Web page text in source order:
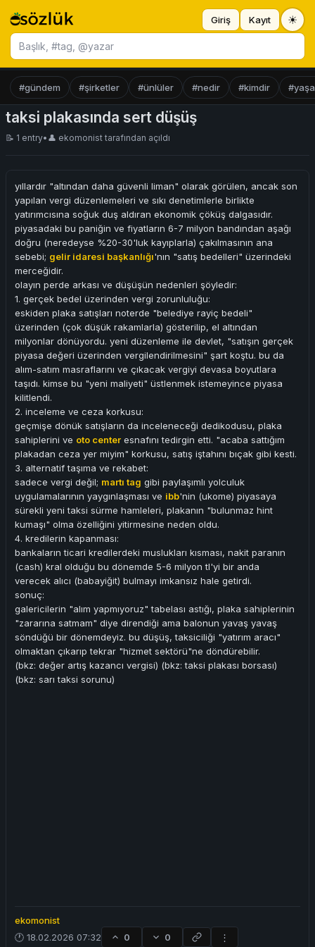
Başlık ara
Giriş Kayıt ☀
#gündem #şirketler #ünlüler #nedir #kimdir
taksi plakasında sert düşüş
📝 1 entry• 👤 ekomonist tarafından açıldı
yıllardır "altından daha güvenli liman" olarak görülen, ancak son
yapılan vergi düzenlemeleri ve sıkı denetimlerle birlikte
yatırımcısına soğuk duş aldıran ekonomik çöküş dalgasıdır.
piyasadaki bu paniğin ve fiyatların 6-7 milyon bandından aşağı
doğru (neredeyse %20-30'luk kayıplarla) çakılmasının ana
sebebi; gelir idaresi başkanlığı'nın "satış bedelleri" üzerindeki
merceğidir.
olayın perde arkası ve düşüşün nedenleri şöyledir:
1. gerçek bedel üzerinden vergi zorunluluğu:
eskiden plaka satışları noterde "belediye rayiç bedeli"
üzerinden (çok düşük rakamlarla) gösterilip, el altından
milyonlar dönüyordu. yeni düzenleme ile devlet, "satışın gerçek
piyasa değeri üzerinden vergilendirilmesini" şart koştu. bu da
alım-satım masraflarını ve çıkacak vergiyi devasa boyutlara
taşıdı. kimse bu "yeni maliyeti" üstlenmek istemeyince piyasa
kilitlendi.
2. inceleme ve ceza korkusu:
geçmişe dönük satışların da inceleneceği dedikodusu, plaka
sahiplerini ve oto center esnafını tedirgin etti. "acaba sattığım
plakadan ceza yer miyim" korkusu, satış iştahını bıçak gibi kesti.
3. alternatif taşıma ve rekabet:
sadece vergi değil; martı tag gibi paylaşımlı yolculuk
uygulamalarının yaygınlaşması ve ibb'nin (ukome) piyasaya
sürekli yeni taksi sürme hamleleri, plakanın "bulunmaz hint
kumaşı" olma özelliğini yitirmesine neden oldu.
4. kredilerin kapanması:
bankaların ticari kredilerdeki muslukları kısması, nakit paranın
(cash) kral olduğu bu dönemde 5-6 milyon tl'yi bir anda
verecek alıcı (babayiğit) bulmayı imkansız hale getirdi.
sonuç:
galericilerin "alım yapmıyoruz" tabelası astığı, plaka sahiplerinin
"zararına satmam" diye direndiği ama balonun yavaş yavaş
söndüğü bir dönemdeyiz. bu düşüş, taksiciliği "yatırım aracı"
olmaktan çıkarıp tekrar "hizmet sektörü"ne döndürebilir.
(bkz: değer artış kazancı vergisi) (bkz: taksi plakası borsası)
(bkz: sarı taksi sorunu)
ekomonist
🕐 18.02.2026 07:32
0 0 ⋮